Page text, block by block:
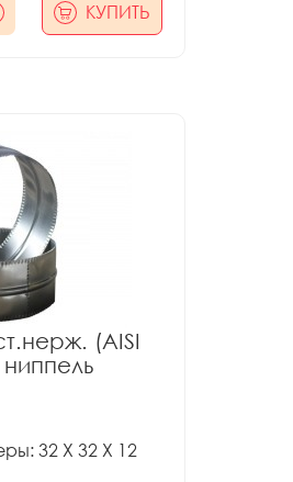
КУПИТЬ
(AISI
32 X 32 X 12